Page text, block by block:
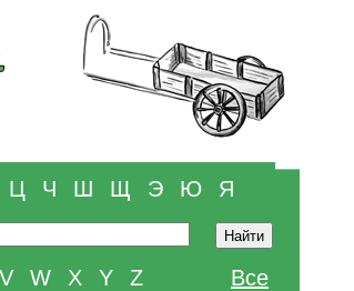
Ц Ч Ш Щ Э Ю Я
V W X Y Z Все